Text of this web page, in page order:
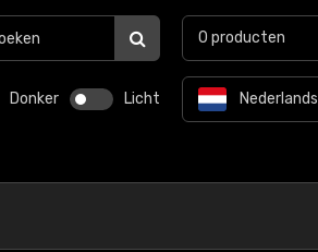
Donker Licht Nederlands
0 producten